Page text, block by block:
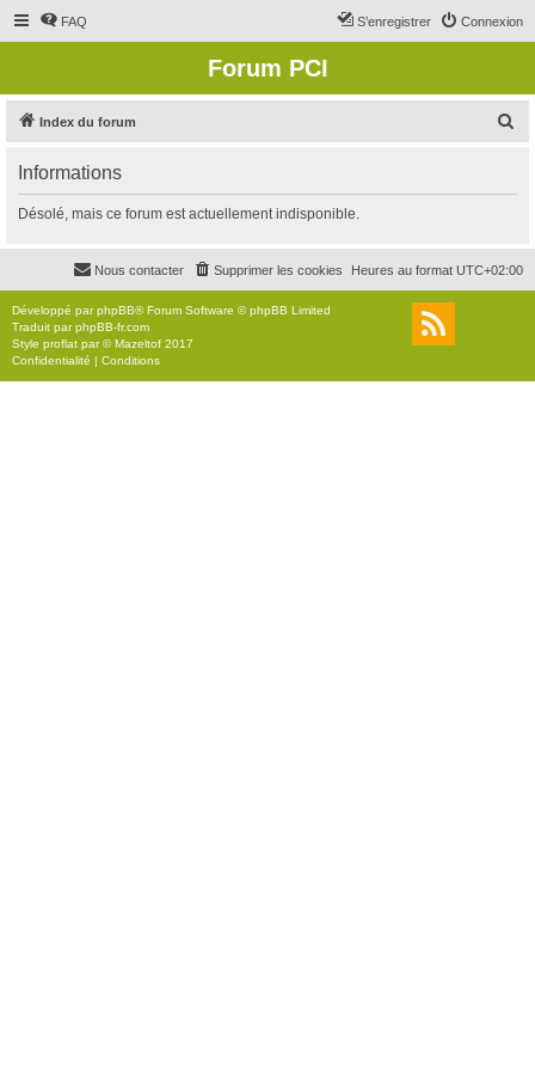
FAQ Connexion
S’enregistrer
Forum PCI
Index du forum
r
c
r
Informations
Désolé, mais ce forum est actuellement indisponible.
Heures au format UTC+02:00
Supprimer les cookies
Nous contacter
Développé parphpBB® Forum Software © phpBB Limited
Traduit parphpBB-fr.com
Style proflat par ©Mazeltof 2017
Confidentialité | Conditions